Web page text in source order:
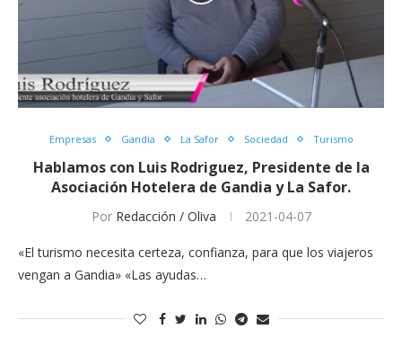
Empresas Gandia La Safor Sociedad Turismo
Hablamos con Luis Rodriguez, Presidente de la
Asociación Hotelera de Gandia y La Safor.
Por Redacción / Oliva 2021-04-07
«El turismo necesita certeza, confianza, para que los viajeros
vengan a Gandia» «Las ayudas…